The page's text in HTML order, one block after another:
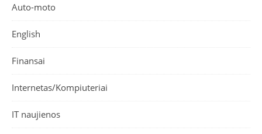
Auto-moto
English
Finansai
Internetas/Kompiuteriai
IT naujienos